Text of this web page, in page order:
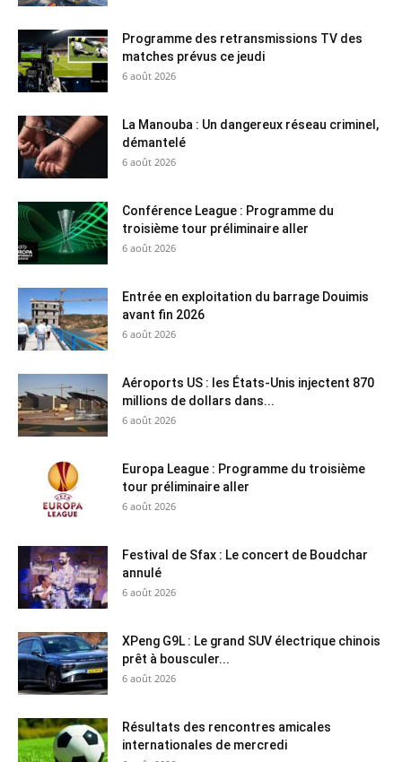
Programme des retransmissions TV des
matches prévus ce jeudi
6 août 2026
La Manouba : Un dangereux réseau criminel,
démantelé
6 août 2026
Conférence League : Programme du
troisième tour préliminaire aller
6 août 2026
Entrée en exploitation du barrage Douimis
avant fin 2026
6 août 2026
Aéroports US : les États-Unis injectent 870
millions de dollars dans...
6 août 2026
Europa League : Programme du troisième
tour préliminaire aller
6 août 2026
Festival de Sfax : Le concert de Boudchar
annulé
6 août 2026
XPeng G9L : Le grand SUV électrique chinois
prêt à bousculer...
6 août 2026
Résultats des rencontres amicales
internationales de mercredi